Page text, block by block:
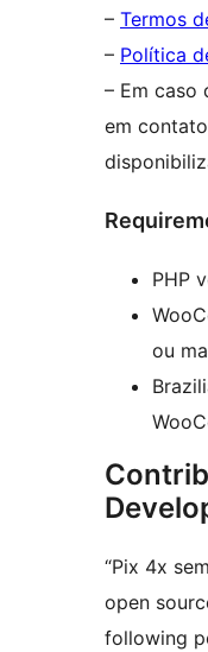
– Termos
– Política
– Em caso
em
PHP
ou
“Pix 4x
open
following